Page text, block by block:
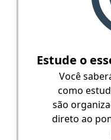
Estude o
Você
como
são
direto ao